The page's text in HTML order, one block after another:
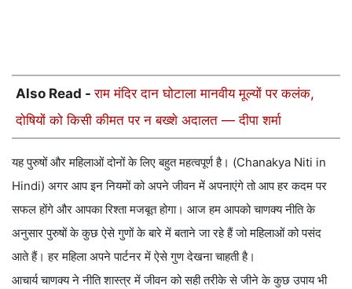
Also Read -राम मंदिर दान घोटाला मानवीय मूल्यों पर कलंक,
दोषियों को किसी कीमत पर न बख्शे अदालत — दीपा शर्मा
यह पुरुषों और महिलाओं दोनों के लिए बहुत महत्वपूर्ण है। (Chanakya Niti in
Hindi) अगर आप इन नियमों को अपने जीवन में अपनाएंगे तो आप हर कदम पर
सफल होंगे और आपका रिश्ता मजबूत होगा। आज हम आपको चाणक्य नीति के
अनुसार पुरुषों के कुछ ऐसे गुणों के बारे में बताने जा रहे हैं जो महिलाओं को पसंद
आते हैं। हर महिला अपने पार्टनर में ऐसे गुण देखना चाहती है।
आचार्य चाणक्य ने नीति शास्त्र में जीवन को सही तरीके से जीने के कुछ उपाय भी